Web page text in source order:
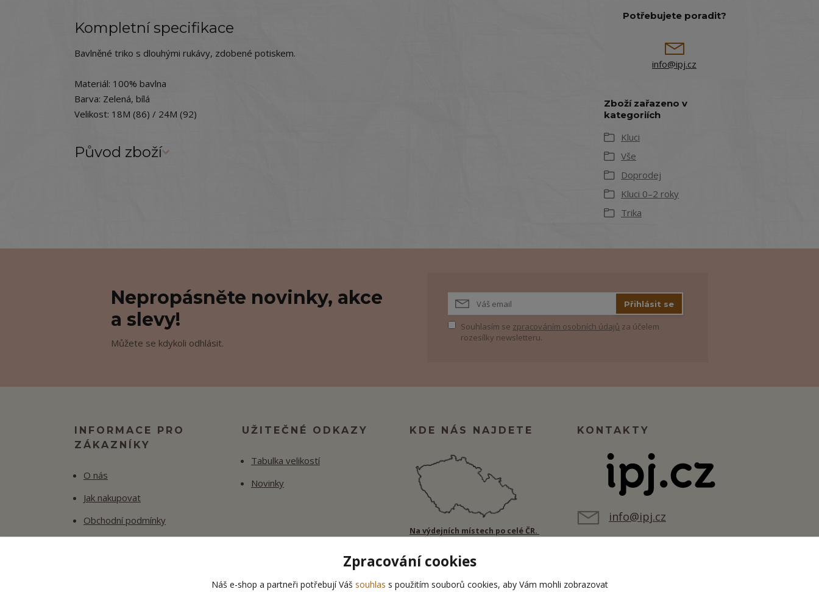
Kompletní specifikace
Bavlněné triko s dlouhými rukávy, zdobené potiskem.
Materiál: 100% bavlna
Barva: Zelená, bílá
Velikost: 18M (86) / 24M (92)
Původ zboží
Potřebujete poradit?
info@ipj.cz
Zboží zařazeno v
kategoriích
Kluci
Vše
Doprodej
Kluci 0–2 roky
Trika
Nepropásněte novinky, akce
a slevy!
Můžete se kdykoli odhlásit.
Přihlásit se
Souhlasím se zpracováním osobních údajů za účelem
rozesílky newsletteru.
INFORMACE PRO
ZÁKAZNÍKY
O nás
Jak nakupovat
Obchodní podmínky
UŽITEČNÉ ODKAZY
Tabulka velikostí
Novinky
KDE NÁS NAJDETE
Na výdejních místech po celé ČR.
KONTAKTY
info@ipj.cz
Zpracování cookies
Náš e-shop a partneři potřebují Váš souhlas s použitím souborů cookies, aby Vám mohli zobrazovat